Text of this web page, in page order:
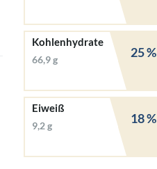
Kohlenhydrate
66,9 g 25 %
Eiweiß
9,2 g 18 %